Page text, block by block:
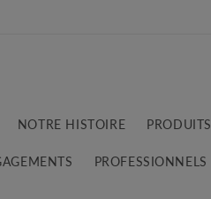
NOTRE HISTOIRE PRODUITS
PROFESSIONNELS